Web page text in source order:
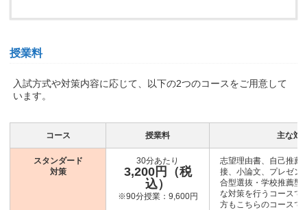
授業料
入試方式や対策内容に応じて、以下の2つのコースをご用意して
います。
コース 授業料 主な対
スタンダード
対策
30分あたり
3,200円（税
込）
※90分授業：9,600円
志望理由書、自己推薦
接、小論文、プレゼン
合型選抜・学校推薦型
な対策を行うコースで
方もこちらのコースで